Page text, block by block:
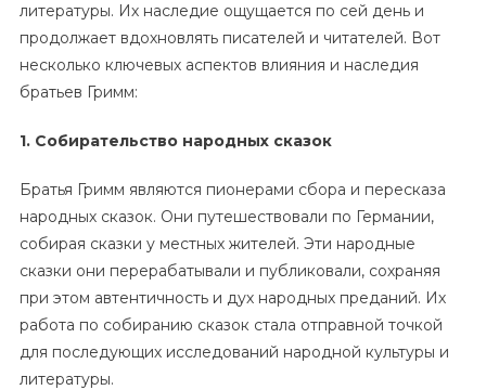
литературы. Их наследие ощущается по сей день и
продолжает вдохновлять писателей и читателей. Вот
несколько ключевых аспектов влияния и наследия
братьев Гримм:
1. Собирательство народных сказок
Братья Гримм являются пионерами сбора и пересказа
народных сказок. Они путешествовали по Германии,
собирая сказки у местных жителей. Эти народные
сказки они перерабатывали и публиковали, сохраняя
при этом автентичность и дух народных преданий. Их
работа по собиранию сказок стала отправной точкой
для последующих исследований народной культуры и
литературы.